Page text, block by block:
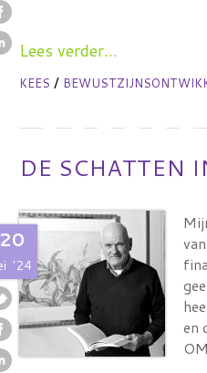
Lees verder...
KEES/
DE SCHATTEN
20
'24
en